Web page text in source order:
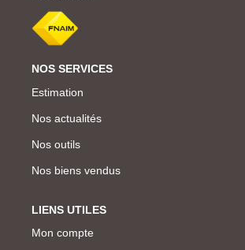
NOS SERVICES
Estimation
Nos actualités
Nos outils
Nos biens vendus
LIENS UTILES
Mon compte